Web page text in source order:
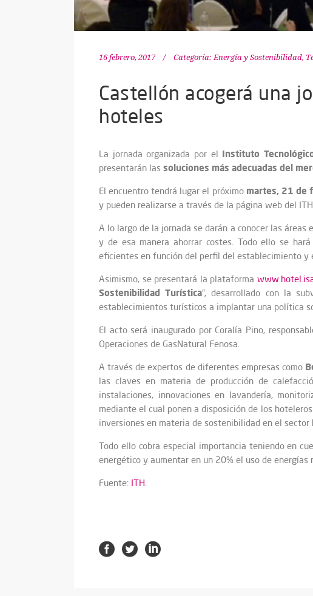
16 febrero, 2017 Categoría: Energía y Sostenibilidad,
Castellón acogerá una
hoteles
La jornada organizada por el Instituto
presentarán las soluciones más adecuadas del
El encuentro tendrá lugar el próximo martes, 21 de
y pueden realizarse a través de la página web del ITH
A lo largo de la jornada se darán a conocer las
y de esa manera ahorrar costes. Todo ello se
eficientes en función del perfil del establecimiento y
Asimismo, se presentará la plataforma
Sostenibilidad Turística”, desarrollado con la
establecimientos turísticos a implantar una política
El acto será inaugurado por Coralía Pino,
Operaciones de GasNatural Fenosa.
A través de expertos de diferentes empresas como
las claves en materia de producción de
instalaciones, innovaciones en lavandería,
mediante el cual ponen a disposición de los
inversiones en materia de sostenibilidad en el sector
Todo ello cobra especial importancia teniendo en
energético y aumentar en un 20% el uso de
Fuente: ITH.